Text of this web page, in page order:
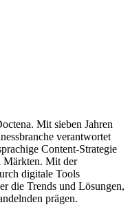
Mit sieben Jahren
verantwortet
Content-Strategie
Märkten. Mit der
digitale Tools
die Trends und Lösungen,
prägen.